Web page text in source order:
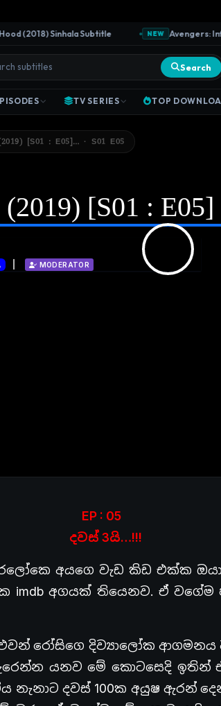
(2018) Sinhala Subtitle NEW Avengers:
Search
TV SERIES TOP
[S01 : E05]… · S01 E05
[S01 :
MODERATOR
EP : 05
දවස් 3යි…!!!
අයගෙ වැඩ කිඩ එක්ක
අගයක් තියෙනව. ඒ වගේම
රෝසිගෙ දිව්‍යාලෝක
යනව මේ කොටසෙදි ඉතින්
නැනාට දවස් 100ක අයුෂ ඇරන්